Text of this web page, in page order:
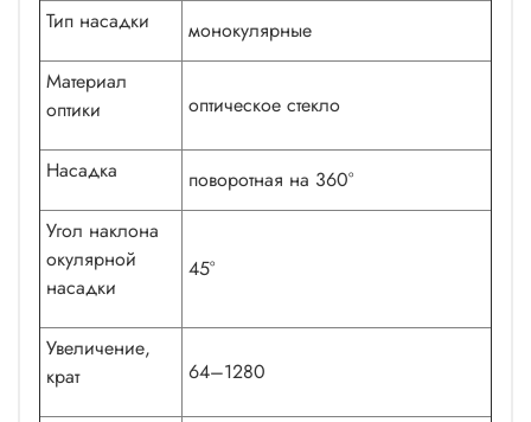
Тип насадки
монокулярные
Материал
оптики
оптическое стекло
Насадка
поворотная на 360°
Угол наклона
окулярной
насадки
45°
Увеличение,
крат
64–1280